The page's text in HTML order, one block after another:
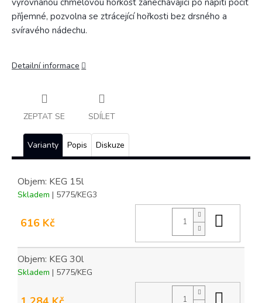
vyrovnanou chmelovou hořkost zanechávající po napití pocit
příjemné, pozvolna se ztrácející hořkosti bez drsného a
svíravého nádechu.
Detailní informace
ZEPTAT SE SDÍLET
Varianty Popis Diskuze
Objem: KEG 15l
Skladem | 5775/KEG3
616 Kč
Objem: KEG 30l
Skladem | 5775/KEG